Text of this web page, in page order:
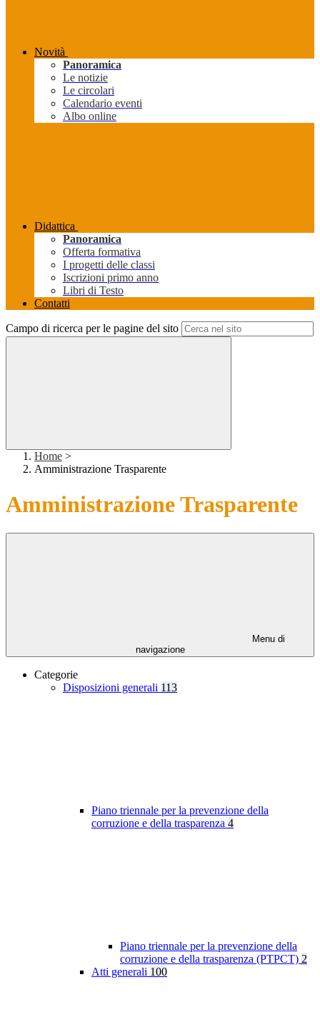
Novità
Panoramica
Le notizie
Le circolari
Calendario eventi
Albo online
Didattica
Panoramica
Offerta formativa
I progetti delle classi
Iscrizioni primo anno
Libri di Testo
Contatti
Campo di ricerca per le pagine del sito
Home >
Amministrazione Trasparente
Amministrazione Trasparente
Menu di
navigazione
Categorie
Disposizioni generali 113
Piano triennale per la prevenzione della
corruzione e della trasparenza 4
Piano triennale per la prevenzione della
corruzione e della trasparenza (PTPCT) 2
Atti generali 100